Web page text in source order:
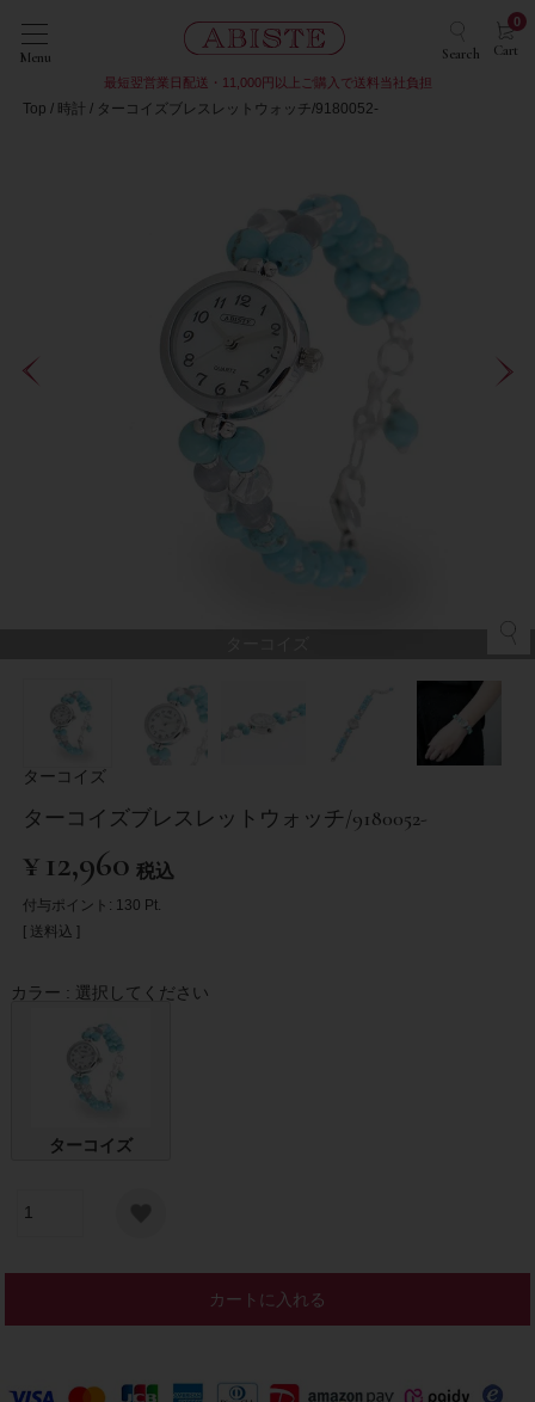
Menu Search Cart
0
最短翌営業日配送・11,000円以上ご購入で送料当社負担
Top 時計 ターコイズブレスレットウォッチ/9180052-
ターコイズ
ターコイズブレスレットウォッチ/9180052-
¥12,960 税込
付与ポイント: 130 Pt.
送料込
カラー 選択してください
ターコイズ
カートに入れる